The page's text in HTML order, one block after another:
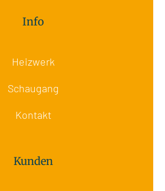
Info
Heizwerk
Schaugang
Kontakt
Kunden